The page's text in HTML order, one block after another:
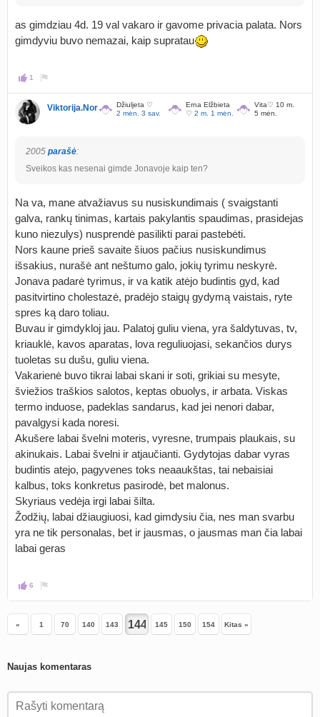
as gimdziau 4d. 19 val vakaro ir gavome privacia palata. Nors
gimdyviu buvo nemazai, kaip supratau
1
Viktorija.Nor
Džiuljeta ♡
2 mėn. 3 sav.
Erna Elžbieta
♡ 2 m. 1 mėn.
Vita♡ 10 m.
5 mėn.
2005 parašė:
Sveikos kas nesenai gimde Jonavoje kaip ten?
Na va, mane atvažiavus su nusiskundimais ( svaigstanti
galva, rankų tinimas, kartais pakylantis spaudimas, prasidejas
kuno niezulys) nusprendė pasilikti parai pastebėti.
Nors kaune prieš savaite šiuos pačius nusiskundimus
išsakius, nurašė ant neštumo galo, jokių tyrimu neskyrė.
Jonava padarė tyrimus, ir va katik atėjo budintis gyd, kad
pasitvirtino cholestazė, pradėjo staigų gydymą vaistais, ryte
spres ką daro toliau.
Buvau ir gimdykloj jau. Palatoj guliu viena, yra šaldytuvas, tv,
kriauklė, kavos aparatas, lova reguliuojasi, sekančios durys
tuoletas su dušu, guliu viena.
Vakarienė buvo tikrai labai skani ir soti, grikiai su mesyte,
šviežios traškios salotos, keptas obuolys, ir arbata. Viskas
termo induose, padeklas sandarus, kad jei nenori dabar,
pavalgysi kada noresi.
Akušere labai švelni moteris, vyresne, trumpais plaukais, su
akinukais. Labai švelni ir atjaučianti. Gydytojas dabar vyras
budintis atejo, pagyvenes toks neaaukštas, tai nebaisiai
kalbus, toks konkretus pasirodė, bet malonus.
Skyriaus vedėja irgi labai šilta.
Žodžių, labai džiaugiuosi, kad gimdysiu čia, nes man svarbu
yra ne tik personalas, bet ir jausmas, o jausmas man čia labai
labai geras
6
« 1 70 140 143 145 150 154 Kitas »
Naujas komentaras